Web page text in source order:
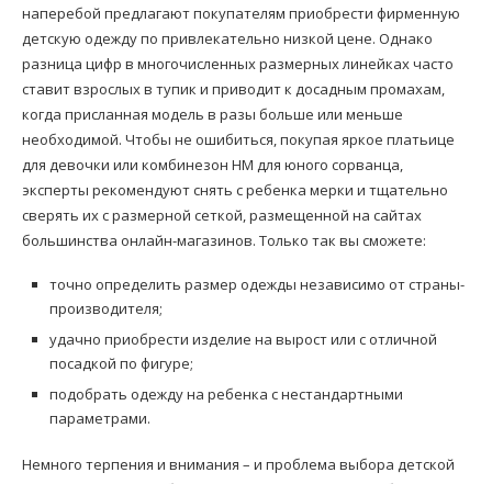
наперебой предлагают покупателям приобрести фирменную
детскую одежду по привлекательно низкой цене. Однако
разница цифр в многочисленных размерных линейках часто
ставит взрослых в тупик и приводит к досадным промахам,
когда присланная модель в разы больше или меньше
необходимой. Чтобы не ошибиться, покупая яркое платьице
для девочки или комбинезон HM для юного сорванца,
эксперты рекомендуют снять с ребенка мерки и тщательно
сверять их с размерной сеткой, размещенной на сайтах
большинства онлайн-магазинов. Только так вы сможете:
точно определить размер одежды независимо от страны-
производителя;
удачно приобрести изделие на вырост или с отличной
посадкой по фигуре;
подобрать одежду на ребенка с нестандартными
параметрами.
Немного терпения и внимания – и проблема выбора детской